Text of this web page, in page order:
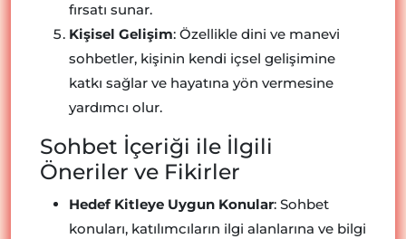
fırsatı sunar.
Kişisel Gelişim: Özellikle dini ve manevi
sohbetler, kişinin kendi içsel gelişimine
katkı sağlar ve hayatına yön vermesine
yardımcı olur.
Sohbet İçeriği ile İlgili
Öneriler ve Fikirler
Hedef Kitleye Uygun Konular: Sohbet
konuları, katılımcıların ilgi alanlarına ve bilgi